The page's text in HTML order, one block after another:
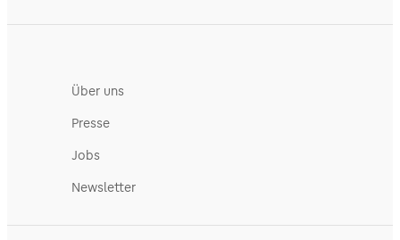
Über uns
Presse
Jobs
Newsletter